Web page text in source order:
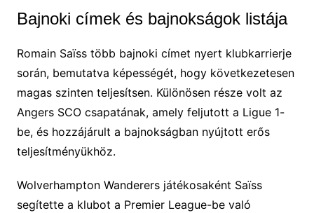
Bajnoki címek és bajnokságok listája
Romain Saïss több bajnoki címet nyert klubkarrierje
során, bemutatva képességét, hogy következetesen
magas szinten teljesítsen. Különösen része volt az
Angers SCO csapatának, amely feljutott a Ligue 1-
be, és hozzájárult a bajnokságban nyújtott erős
teljesítményükhöz.
Wolverhampton Wanderers játékosaként Saïss
segítette a klubot a Premier League-be való